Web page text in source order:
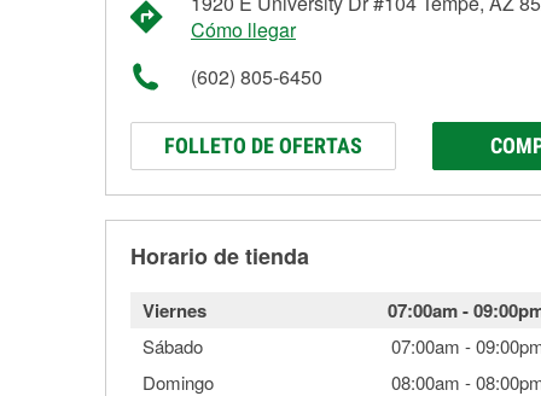
Cómo llegar
(602) 805-6450
FOLLETO DE OFERTAS
Horario de tienda
Viernes 07:00am-
Sábado 07:00am -
Domingo
08:00am -